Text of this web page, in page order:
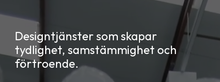
Designtjänster som skapar
tydlighet, samstämmighet och
förtroende.